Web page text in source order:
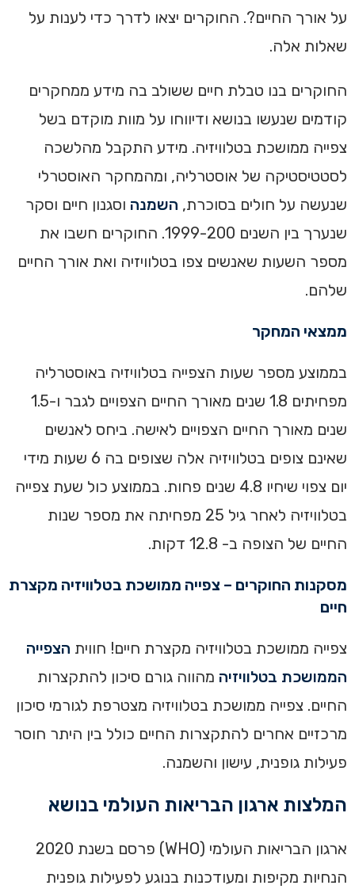
על אורך החיים?. החוקרים יצאו לדרך כדי לענות על
שאלות אלה.
החוקרים בנו טבלת חיים ששולב בה מידע ממחקרים
קודמים שנעשו בנושא ודיווחו על מוות מוקדם בשל
צפייה ממושכת בטלוויזיה. מידע התקבל מהלשכה
לסטטיסטיקה של אוסטרליה, ומהמחקר האוסטרלי
שנעשה על חולים בסוכרת, השמנה וסגנון חיים וסקר
שנערך בין השנים 1999-200. החוקרים חשבו את
מספר השעות שאנשים צפו בטלוויזיה ואת אורך החיים
שלהם.
ממצאי המחקר
בממוצע מספר שעות הצפייה בטלוויזיה באוסטרליה
מפחיתים 1.8 שנים מאורך החיים הצפויים לגבר ו-1.5
שנים מאורך החיים הצפויים לאישה. ביחס לאנשים
שאינם צופים בטלוויזיה אלה שצופים בה 6 שעות מידי
יום צפוי שיחיו 4.8 שנים פחות. בממוצע כול שעת צפייה
בטלוויזיה לאחר גיל 25 מפחיתה את מספר שנות
החיים של הצופה ב- 12.8 דקות.
מסקנות החוקרים – צפייה ממושכת בטלוויזיה מקצרת
חיים
צפייה ממושכת בטלוויזיה מקצרת חיים! חווית הצפייה
הממושכת בטלוויזיה מהווה גורם סיכון להתקצרות
החיים. צפייה ממושכת בטלוויזיה מצטרפת לגורמי סיכון
מרכזיים אחרים להתקצרות החיים כולל בין היתר חוסר
פעילות גופנית, עישון והשמנה.
המלצות ארגון הבריאות העולמי בנושא
ארגון הבריאות העולמי (WHO) פרסם בשנת 2020
הנחיות מקיפות ומעודכנות בנוגע לפעילות גופנית